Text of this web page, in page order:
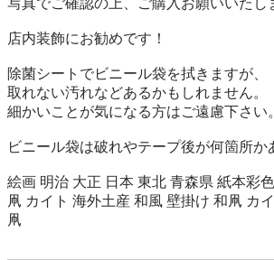
写真でご確認の上、ご購入お願いいたし
店内装飾にお勧めです！
除菌シートでビニール袋を拭きますが、
取れない汚れなどあるかもしれません。
細かいことが気になる方はご遠慮下さい。
ビニール袋は破れやテープ後が何箇所か
絵画 明治 大正 日本 東北 青森県 紙本彩
凧 カイト 海外土産 和風 壁掛け 和凧 カ
凧